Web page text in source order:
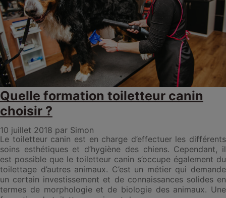
Quelle formation toiletteur canin
choisir ?
10 juillet 2018 par Simon
Le toiletteur canin est en charge d’effectuer les différents
soins esthétiques et d’hygiène des chiens. Cependant, il
est possible que le toiletteur canin s’occupe également du
toilettage d’autres animaux. C’est un métier qui demande
un certain investissement et de connaissances solides en
termes de morphologie et de biologie des animaux. Une